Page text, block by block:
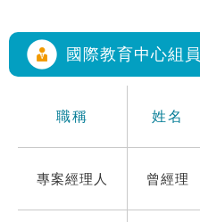
國際教育中心組員
職稱 姓名
專案經理人 曾經理